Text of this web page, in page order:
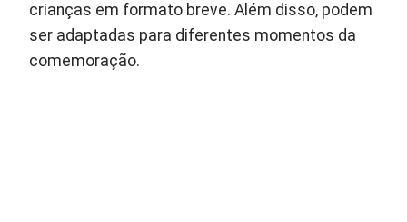
crianças em formato breve. Além disso, podem
ser adaptadas para diferentes momentos da
comemoração.